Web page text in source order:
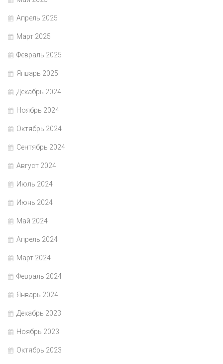
Апрель 2025
Март 2025
Февраль 2025
Январь 2025
Декабрь 2024
Ноябрь 2024
Октябрь 2024
Сентябрь 2024
Август 2024
Июль 2024
Июнь 2024
Май 2024
Апрель 2024
Март 2024
Февраль 2024
Январь 2024
Декабрь 2023
Ноябрь 2023
Октябрь 2023